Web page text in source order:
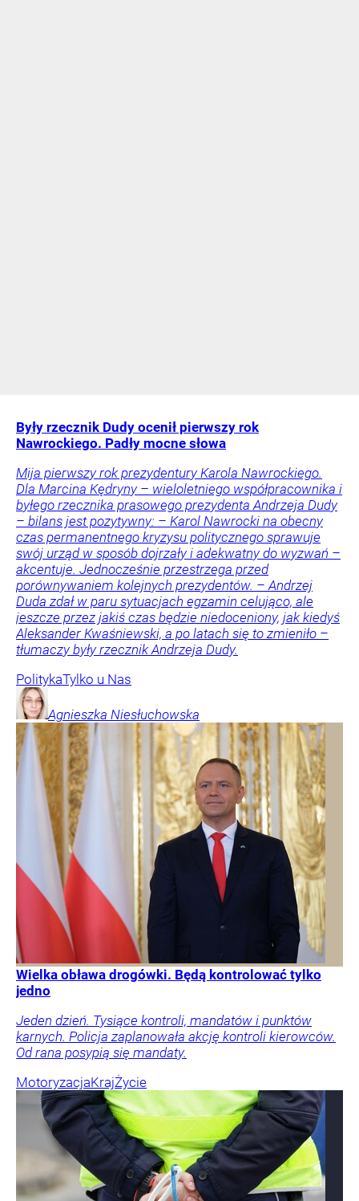
Były rzecznik Dudy ocenił pierwszy rok
Nawrockiego. Padły mocne słowa
Mija pierwszy rok prezydentury Karola Nawrockiego.
Dla Marcina Kędryny – wieloletniego współpracownika i
byłego rzecznika prasowego prezydenta Andrzeja Dudy
– bilans jest pozytywny: – Karol Nawrocki na obecny
czas permanentnego kryzysu politycznego sprawuje
swój urząd w sposób dojrzały i adekwatny do wyzwań –
akcentuje. Jednocześnie przestrzega przed
porównywaniem kolejnych prezydentów. – Andrzej
Duda zdał w paru sytuacjach egzamin celująco, ale
jeszcze przez jakiś czas będzie niedoceniony, jak kiedyś
Aleksander Kwaśniewski, a po latach się to zmieniło –
tłumaczy były rzecznik Andrzeja Dudy.
PolitykaTylko u Nas
Agnieszka Niesłuchowska
Wielka obława drogówki. Będą kontrolować tylko
jedno
Jeden dzień. Tysiące kontroli, mandatów i punktów
karnych. Policja zaplanowała akcję kontroli kierowców.
Od rana posypią się mandaty.
MotoryzacjaKrajŻycie